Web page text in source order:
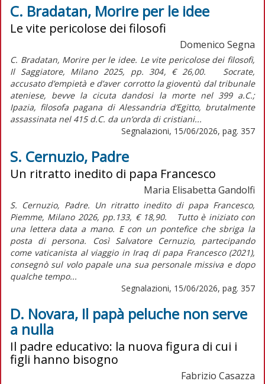
C. Bradatan, Morire per le idee
Le vite pericolose dei filosofi
Domenico Segna
C. Bradatan, Morire per le idee. Le vite pericolose dei filosofi,
Il Saggiatore, Milano 2025, pp. 304, € 26,00. Socrate,
accusato d’empietà e d’aver corrotto la gioventù dal tribunale
ateniese, bevve la cicuta dandosi la morte nel 399 a.C.;
Ipazia, filosofa pagana di Alessandria d’Egitto, brutalmente
assassinata nel 415 d.C. da un’orda di cristiani...
Segnalazioni, 15/06/2026, pag. 357
S. Cernuzio, Padre
Un ritratto inedito di papa Francesco
Maria Elisabetta Gandolfi
S. Cernuzio, Padre. Un ritratto inedito di papa Francesco,
Piemme, Milano 2026, pp.133, € 18,90. Tutto è iniziato con
una lettera data a mano. E con un pontefice che sbriga la
posta di persona. Così Salvatore Cernuzio, partecipando
come vaticanista al viaggio in Iraq di papa Francesco (2021),
consegnò sul volo papale una sua personale missiva e dopo
qualche tempo...
Segnalazioni, 15/06/2026, pag. 357
D. Novara, Il papà peluche non serve
a nulla
Il padre educativo: la nuova figura di cui i
figli hanno bisogno
Fabrizio Casazza